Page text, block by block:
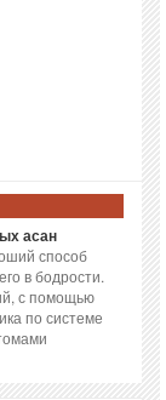
асан
способ
в бодрости.
с помощью
по системе